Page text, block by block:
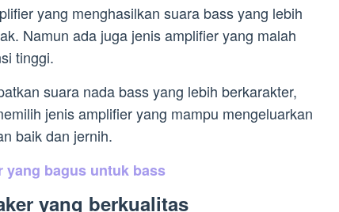
yang menghasilkan suara bass yang lebih
Namun ada juga jenis amplifier yang malah
tinggi.
suara nada bass yang lebih berkarakter,
jenis amplifier yang mampu mengeluarkan
baik dan jernih.
yang bagus untuk bass
yang berkualitas